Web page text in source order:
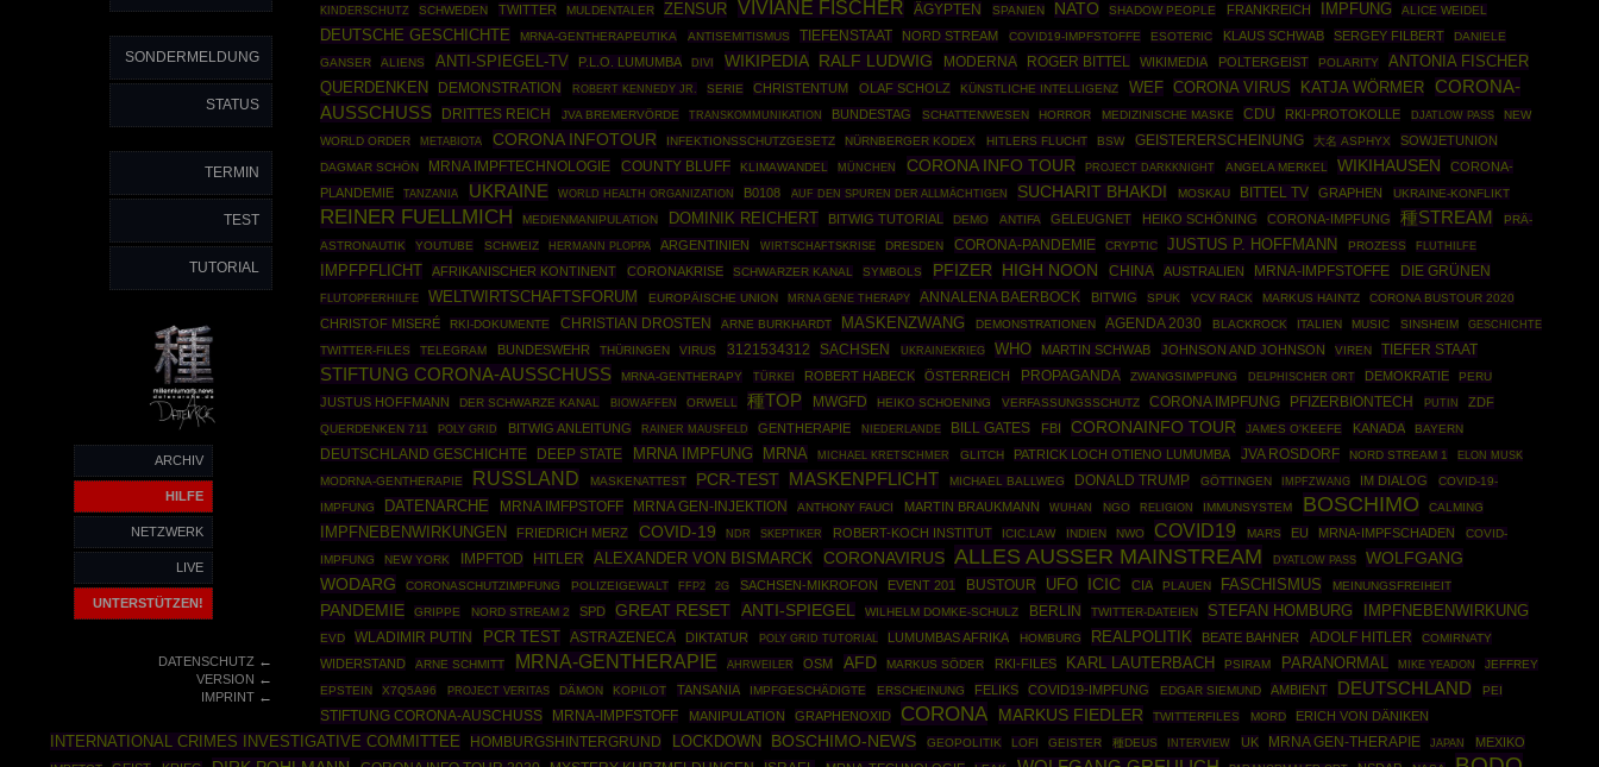
SONDERMELDUNG
STATUS
TERMIN
TEST
TUTORIAL
ARCHIV
HILFE
NETZWERK
LIVE
UNTERSTÜTZEN!
DATENSCHUTZ←
VERSION ←
IMPRINT←
KINDERSCHUTZ SCHWEDEN TWITTER MULDENTALER ZENSUR VIVIANE FISCHER ÄGYPTEN SPANIEN NATO SHADOW PEOPLE FRANKREICH IMPFUNG ALICE WEIDEL
DEUTSCHE GESCHICHTE MRNA-GENTHERAPEUTIKA ANTISEMITISMUS TIEFENSTAAT NORD STREAM COVID19-IMPFSTOFFE ESOTERIC KLAUS SCHWAB SERGEY FILBERT
DANIELE
GANSER
ALIENS ANTI-SPIEGEL-TV P.L.O. LUMUMBA DIVI WIKIPEDIA RALF LUDWIG MODERNA ROGER BITTEL WIKIMEDIA POLTERGEIST POLARITY ANTONIA FISCHER
QUERDENKEN DEMONSTRATION ROBERT KENNEDY JR. SERIE CHRISTENTUM OLAF SCHOLZ KÜNSTLICHE INTELLIGENZ WEF CORONA VIRUS KATJA WÖRMER
CORONA-
AUSSCHUSS
DRITTES REICH JVA BREMERVÖRDE TRANSKOMMUNIKATION BUNDESTAG SCHATTENWESEN HORROR MEDIZINISCHE MASKE CDU RKI-PROTOKOLLE DJATLOW PASS
NEW
WORLD ORDER
METABIOTA CORONA INFOTOUR INFEKTIONSSCHUTZGESETZ NÜRNBERGER KODEX HITLERS FLUCHT BSW GEISTERERSCHEINUNG 大名 ASPHYX SOWJETUNION
DAGMAR SCHÖN MRNA IMPFTECHNOLOGIE COUNTY BLUFF KLIMAWANDEL MÜNCHEN CORONA INFO TOUR PROJECT DARKKNIGHT ANGELA MERKEL WIKIHAUSEN
CORONA-
PLANDEMIE
TANZANIA UKRAINE WORLD HEALTH ORGANIZATION B0108 AUF DEN SPUREN DER ALLMÄCHTIGEN SUCHARIT BHAKDI MOSKAU BITTEL TV GRAPHEN UKRAINE-KONFLIKT
REINER FUELLMICH MEDIENMANIPULATION DOMINIK REICHERT BITWIG TUTORIAL DEMO ANTIFA GELEUGNET HEIKO SCHÖNING CORONA-IMPFUNG 種STREAM
PRÄ-
ASTRONAUTIK
YOUTUBE SCHWEIZ HERMANN PLOPPA ARGENTINIEN WIRTSCHAFTSKRISE DRESDEN CORONA-PANDEMIE CRYPTIC JUSTUS P. HOFFMANN PROZESS FLUTHILFE
IMPFPFLICHT AFRIKANISCHER KONTINENT CORONAKRISE SCHWARZER KANAL SYMBOLS PFIZER HIGH NOON CHINA AUSTRALIEN MRNA-IMPFSTOFFE DIE GRÜNEN
FLUTOPFERHILFE WELTWIRTSCHAFTSFORUM EUROPÄISCHE UNION MRNA GENE THERAPY ANNALENA BAERBOCK BITWIG SPUK VCV RACK MARKUS HAINTZ CORONA BUSTOUR 2020
CHRISTOF MISERÉ RKI-DOKUMENTE CHRISTIAN DROSTEN ARNE BURKHARDT MASKENZWANG DEMONSTRATIONEN AGENDA 2030 BLACKROCK ITALIEN MUSIC SINSHEIM
GESCHICHTE
TWITTER-FILES
TELEGRAM BUNDESWEHR THÜRINGEN VIRUS 3121534312 SACHSEN UKRAINEKRIEG WHO MARTIN SCHWAB JOHNSON AND JOHNSON VIREN TIEFER STAAT
STIFTUNG CORONA-AUSSCHUSS MRNA-GENTHERAPY TÜRKEI ROBERT HABECK ÖSTERREICH PROPAGANDA ZWANGSIMPFUNG DELPHISCHER ORT DEMOKRATIE PERU
JUSTUS HOFFMANN DER SCHWARZE KANAL BIOWAFFEN ORWELL 種TOP MWGFD HEIKO SCHOENING VERFASSUNGSSCHUTZ CORONA IMPFUNG PFIZERBIONTECH PUTIN ZDF
QUERDENKEN 711 POLY GRID BITWIG ANLEITUNG RAINER MAUSFELD GENTHERAPIE NIEDERLANDE BILL GATES FBI CORONAINFO TOUR JAMES O'KEEFE KANADA BAYERN
DEUTSCHLAND GESCHICHTE DEEP STATE MRNA IMPFUNG MRNA MICHAEL KRETSCHMER GLITCH PATRICK LOCH OTIENO LUMUMBA JVA ROSDORF NORD STREAM 1 ELON MUSK
MODRNA-GENTHERAPIE RUSSLAND MASKENATTEST PCR-TEST MASKENPFLICHT MICHAEL BALLWEG DONALD TRUMP GÖTTINGEN IMPFZWANG IM DIALOG
COVID-19-
IMPFUNG
DATENARCHE MRNA IMFPSTOFF MRNA GEN-INJEKTION ANTHONY FAUCI MARTIN BRAUKMANN WUHAN NGO RELIGION IMMUNSYSTEM BOSCHIMO CALMING
IMPFNEBENWIRKUNGEN FRIEDRICH MERZ COVID-19 NDR SKEPTIKER ROBERT-KOCH INSTITUT ICIC.LAW INDIEN NWO COVID19 MARS EU MRNA-IMPFSCHADEN
COVID-
IMPFUNG
NEW YORK IMPFTOD HITLER ALEXANDER VON BISMARCK CORONAVIRUS ALLES AUSSER MAINSTREAM DYATLOW PASS
WOLFGANG
WODARG
CORONASCHUTZIMPFUNG POLIZEIGEWALT FFP2 2G SACHSEN-MIKROFON EVENT 201 BUSTOUR UFO ICIC CIA PLAUEN FASCHISMUS MEINUNGSFREIHEIT
PANDEMIE GRIPPE NORD STREAM 2 SPD GREAT RESET ANTI-SPIEGEL WILHELM DOMKE-SCHULZ BERLIN TWITTER-DATEIEN STEFAN HOMBURG IMPFNEBENWIRKUNG
EVD WLADIMIR PUTIN PCR TEST ASTRAZENECA DIKTATUR POLY GRID TUTORIAL LUMUMBAS AFRIKA HOMBURG REALPOLITIK BEATE BAHNER ADOLF HITLER COMIRNATY
WIDERSTAND ARNE SCHMITT MRNA-GENTHERAPIE AHRWEILER OSM AFD MARKUS SÖDER RKI-FILES KARL LAUTERBACH PSIRAM PARANORMAL MIKE YEADON
JEFFREY
EPSTEIN
X7Q5A96 PROJECT VERITAS DÄMON KOPILOT TANSANIA IMPFGESCHÄDIGTE ERSCHEINUNG FELIKS COVID19-IMPFUNG EDGAR SIEMUND AMBIENT DEUTSCHLAND PEI
STIFTUNG CORONA-AUSCHUSS MRNA-IMPFSTOFF MANIPULATION GRAPHENOXID CORONA MARKUS FIEDLER TWITTERFILES MORD ERICH VON DÄNIKEN
INTERNATIONAL CRIMES INVESTIGATIVE COMMITTEE HOMBURGSHINTERGRUND LOCKDOWN BOSCHIMO-NEWS GEOPOLITIK LOFI GEISTER 種DEUS INTERVIEW UK MRNA GEN-THERAPIE JAPAN MEXIKO